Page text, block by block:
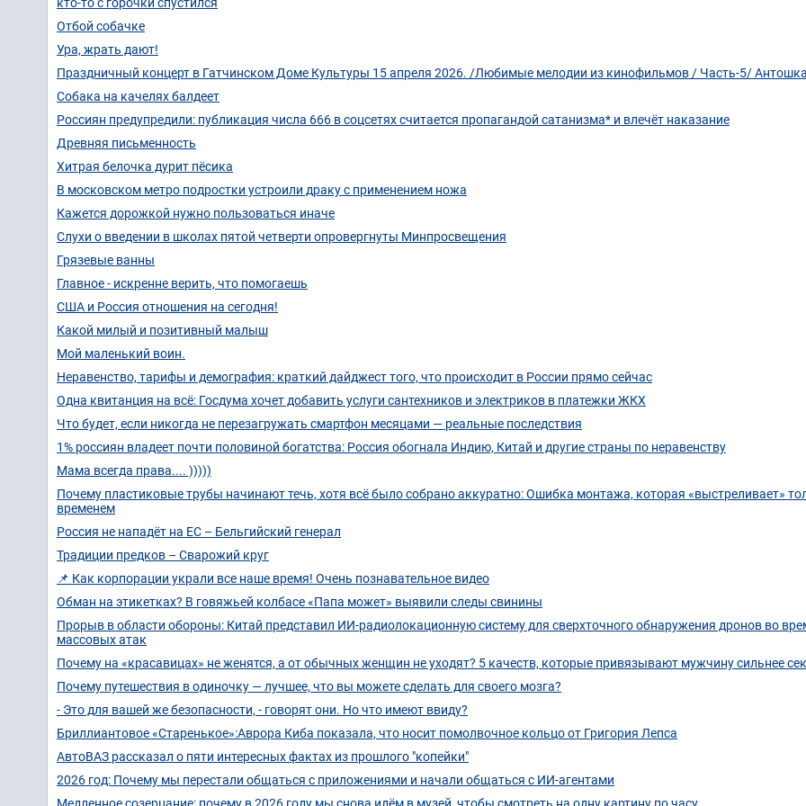
Отбой собачке
Ура, жрать дают!
Праздничный концерт в Гатчинском Доме Культуры 15 апреля 2026. /Любимые мелодии из кинофильмов / Часть-5/
Собака на качелях балдеет
Россиян предупредили: публикация числа 666 в соцсетях считается пропагандой сатанизма* и влечёт наказание
Древняя письменность
Хитрая белочка дурит пёсика
В московском метро подростки устроили драку с применением ножа
Кажется дорожкой нужно пользоваться иначе
Слухи о введении в школах пятой четверти опровергнуты Минпросвещения
Грязевые ванны
Главное - искренне верить, что помогаешь
США и Россия отношения на сегодня!
Какой милый и позитивный малыш
Мой маленький воин.
Неравенство, тарифы и демография: краткий дайджест того, что происходит в России прямо сейчас
Одна квитанция на всё: Госдума хочет добавить услуги сантехников и электриков в платежки ЖКХ
Что будет, если никогда не перезагружать смартфон месяцами — реальные последствия
1% россиян владеет почти половиной богатства: Россия обогнала Индию, Китай и другие страны по неравенству
Мама всегда права.... )))))
Почему пластиковые трубы начинают течь, хотя всё было собрано аккуратно: Ошибка монтажа, которая «выстреливает»
временем
Россия не нападёт на ЕС – Бельгийский генерал
Традиции предков – Сварожий круг
📌 Как корпорации украли все наше время! Очень познавательное видео
Обман на этикетках? В говяжьей колбасе «Папа может» выявили следы свинины
Прорыв в области обороны: Китай представил ИИ-радиолокационную систему для сверхточного обнаружения дронов во
массовых атак
Почему на «красавицах» не женятся, а от обычных женщин не уходят? 5 качеств, которые привязывают мужчину сильнее
Почему путешествия в одиночку — лучшее, что вы можете сделать для своего мозга?
- Это для вашей же безопасности, - говорят они. Но что имеют ввиду?
Бриллиантовое «Старенькое»:Аврора Киба показала, что носит помолвочное кольцо от Григория Лепса
АвтоВАЗ рассказал о пяти интересных фактах из прошлого "копейки"
2026 год: Почему мы перестали общаться с приложениями и начали общаться с ИИ-агентами
Медленное созерцание: почему в 2026 году мы снова идём в музей, чтобы смотреть на одну картину по часу